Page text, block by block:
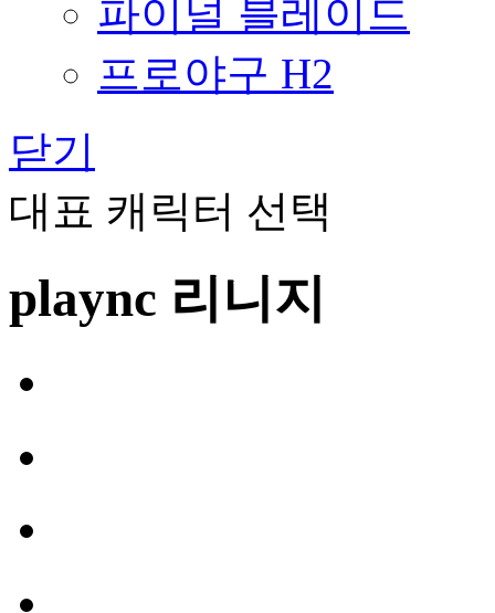
파이널 블레이드
프로야구 H2
닫기
대표 캐릭터 선택
plaync 리니지